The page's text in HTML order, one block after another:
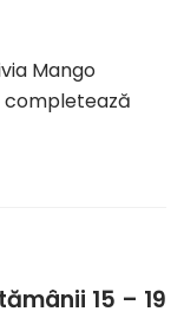
Mango
completează
15 – 19